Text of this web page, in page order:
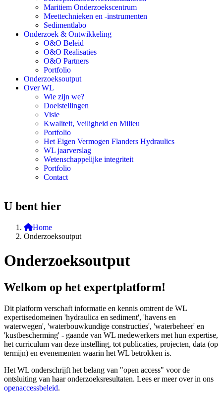
Maritiem Onderzoekscentrum
Meettechnieken en -instrumenten
Sedimentlabo
Onderzoek & Ontwikkeling
O&O Beleid
O&O Realisaties
O&O Partners
Portfolio
Onderzoeksoutput
Over WL
Wie zijn we?
Doelstellingen
Visie
Kwaliteit, Veiligheid en Milieu
Portfolio
Het Eigen Vermogen Flanders Hydraulics
WL jaarverslag
Wetenschappelijke integriteit
Portfolio
Contact
U bent hier
Home
Onderzoeksoutput
Onderzoeksoutput
Welkom op het expertplatform!
Dit platform verschaft informatie en kennis omtrent de WL
expertisedomeinen 'hydraulica en sediment', 'havens en
waterwegen', 'waterbouwkundige constructies', 'waterbeheer' en
'kustbescherming' - gaande van WL medewerkers met hun expertise,
het curriculum van deze instelling, tot publicaties, projecten, data (op
termijn) en evenementen waarin het WL betrokken is.
Het WL onderschrijft het belang van "open access" voor de
ontsluiting van haar onderzoeksresultaten. Lees er meer over in ons
openaccessbeleid.